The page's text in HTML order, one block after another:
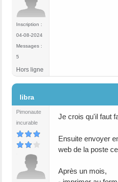
Inscription :
04-08-2024
Messages :
5
Hors ligne
libra
Pimonaute
incurable
Je crois qu'il faut
Ensuite envoyer
web de la poste
Après un mois,